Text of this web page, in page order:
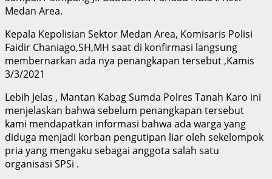
Medan Area.
Kepala Kepolisian Sektor Medan Area, Komisaris Polisi
Faidir Chaniago,SH,MH saat di konfirmasi langsung
membernarkan ada nya penangkapan tersebut ,Kamis
3/3/2021
Lebih Jelas , Mantan Kabag Sumda Polres Tanah Karo ini
menjelaskan bahwa sebelum penangkapan tersebut
kami mendapatkan informasi bahwa ada warga yang
diduga menjadi korban pengutipan liar oleh sekelompok
pria yang mengaku sebagai anggota salah satu
organisasi SPSi .